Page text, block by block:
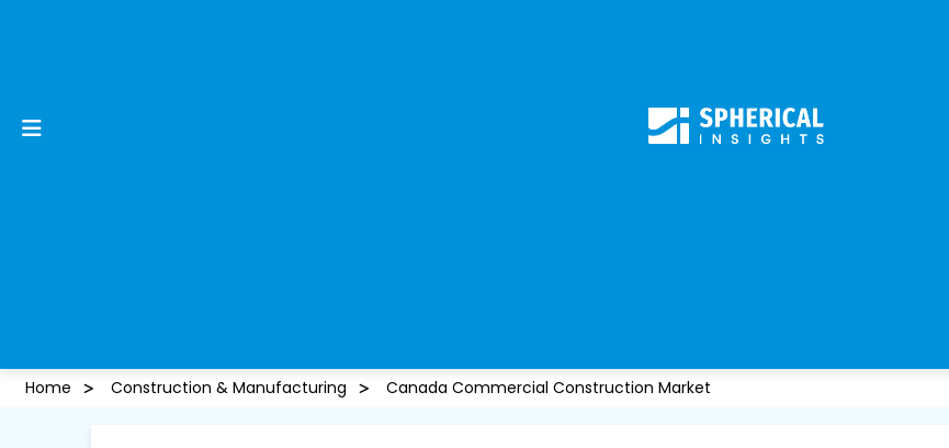
Home Construction & Manufacturing Canada Commercial Construction Market